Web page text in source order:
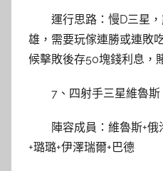
運行思路：慢D三星
雄，需要玩傢連勝或連敗
候擊敗後存50塊錢利息，
7、四射手三星維魯斯
陣容成員：維魯斯+俄
+璐璐+伊澤瑞爾+巴德